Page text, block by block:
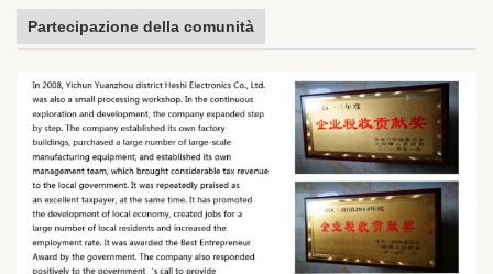
Partecipazione della comunità